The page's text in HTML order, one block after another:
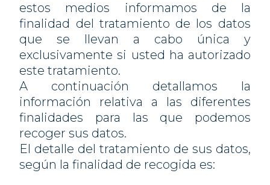
estos medios informamos de la
finalidad del tratamiento de los datos
que se llevan a cabo única y
exclusivamente si usted ha autorizado
este tratamiento.
A continuación detallamos la
información relativa a las diferentes
finalidades para las que podemos
recoger sus datos.
El detalle del tratamiento de sus datos,
según la finalidad de recogida es: